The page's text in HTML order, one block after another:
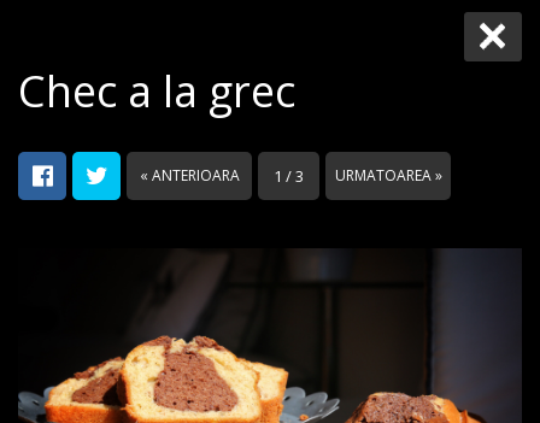
Chec a la grec
« ANTERIOARA 1 / 3 URMATOAREA »